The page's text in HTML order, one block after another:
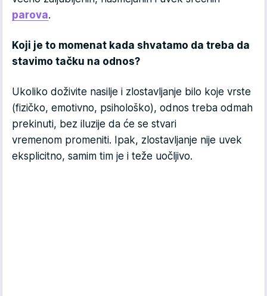
parova.
Koji je to momenat kada shvatamo da treba da
stavimo tačku na odnos?
Ukoliko doživite nasilje i zlostavljanje bilo koje vrste
(fizičko, emotivno, psihološko), odnos treba odmah
prekinuti, bez iluzije da će se stvari
vremenom promeniti. Ipak, zlostavljanje nije uvek
eksplicitno, samim tim je i teže uočljivo.